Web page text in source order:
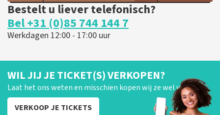
Bestelt u liever telefonisch?
Bel +31 (0)85 744 144 7
Werkdagen 12:00 - 17:00 uur
WIL JIJ JE TICKET(S) VERKOPEN?
Laat het ons weten en misschien kopen wij ze wel van je!
VERKOOP JE TICKETS